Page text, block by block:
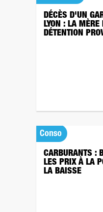
DÉCÈS D'UN
LYON : LA MÈRE
DÉTENTION
Conso
CARBURANTS :
LES PRIX À LA
LA BAISSE